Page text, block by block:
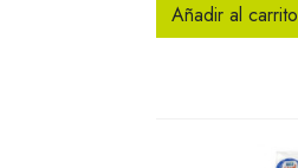
Añadir al carrito